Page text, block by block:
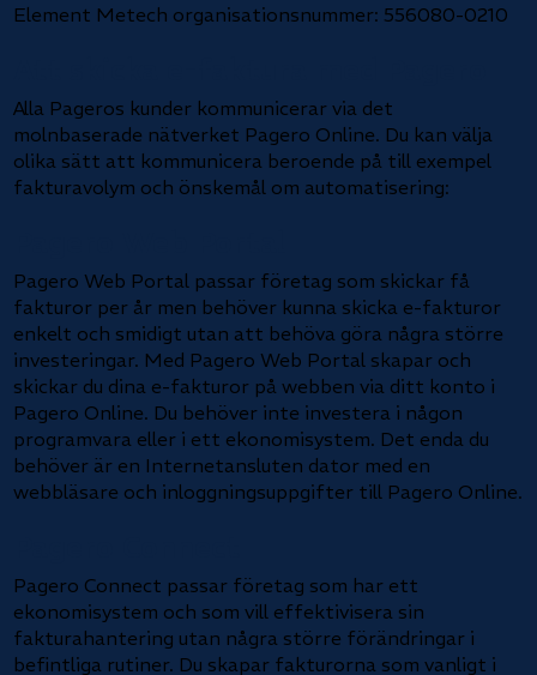
Element Metech organisationsnummer: 556080-0210
Alla Pageros kunder kommunicerar via det
molnbaserade nätverket Pagero Online. Du kan välja
olika sätt att kommunicera beroende på till exempel
fakturavolym och önskemål om automatisering:
Pagero Web Portal passar företag som skickar få
fakturor per år men behöver kunna skicka e-fakturor
enkelt och smidigt utan att behöva göra några större
investeringar. Med Pagero Web Portal skapar och
skickar du dina e-fakturor på webben via ditt konto i
Pagero Online. Du behöver inte investera i någon
programvara eller i ett ekonomisystem. Det enda du
behöver är en Internetansluten dator med en
webbläsare och inloggningsuppgifter till Pagero Online.
Pagero Connect passar företag som har ett
ekonomisystem och som vill effektivisera sin
fakturahantering utan några större förändringar i
befintliga rutiner. Du skapar fakturorna som vanligt i